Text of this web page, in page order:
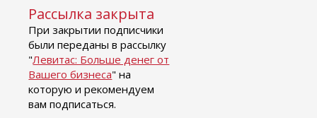
Рассылка закрыта
При закрытии подписчики
были переданы в рассылку
"Левитас: Больше денег от
Вашего бизнеса" на
которую и рекомендуем
вам подписаться.